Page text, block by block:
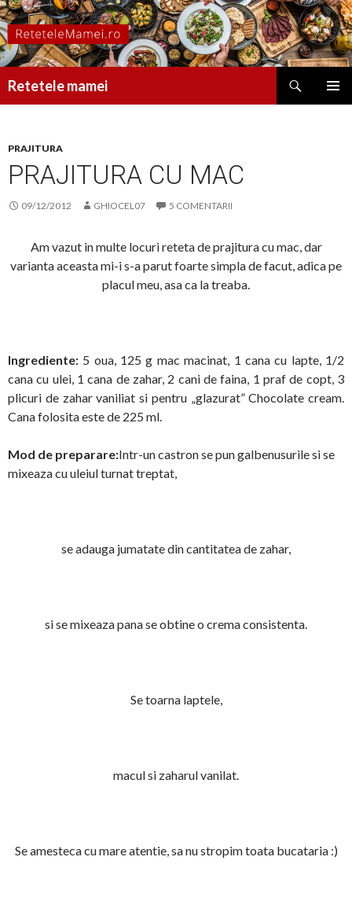
Retetele mamei
PRAJITURA
PRAJITURA CU MAC
09/12/2012 GHIOCEL07 5 COMENTARII
Am vazut in multe locuri reteta de prajitura cu mac, dar
varianta aceasta mi-i s-a parut foarte simpla de facut, adica pe
placul meu, asa ca la treaba.
Ingrediente: 5 oua, 125 g mac macinat, 1 cana cu lapte, 1/2
cana cu ulei, 1 cana de zahar, 2 cani de faina, 1 praf de copt, 3
plicuri de zahar vaniliat si pentru „glazurat” Chocolate cream.
Cana folosita este de 225 ml.
Mod de preparare:Intr-un castron se pun galbenusurile si se
mixeaza cu uleiul turnat treptat,
se adauga jumatate din cantitatea de zahar,
si se mixeaza pana se obtine o crema consistenta.
Se toarna laptele,
macul si zaharul vanilat.
Se amesteca cu mare atentie, sa nu stropim toata bucataria :)